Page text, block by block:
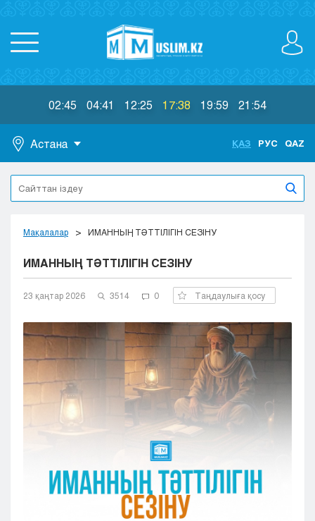
02:45 04:41 12:25 17:38 19:59 21:54
Астана
Астана
Алматы
Актобе
Жезказган
Караганда
Кокшетау
Кызылорда
Павлодар
Петропавловск
Семей
Талдыкорган
Туркестан
Шымкент
ҚАЗ РУС QAZ
Мақалалар ИМАННЫҢ ТӘТТІЛІГІН СЕЗІНУ
ИМАННЫҢ ТӘТТІЛІГІН СЕЗІНУ
23 қаңтар 2026 3514 0 Таңдаулыға қосу